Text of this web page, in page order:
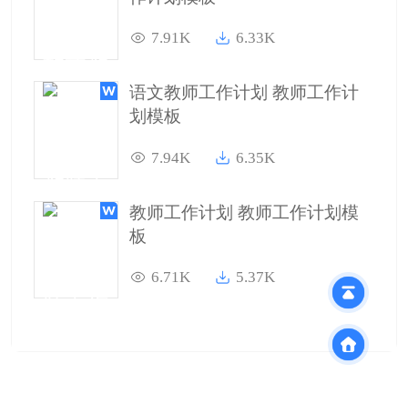
7.91K 6.33K
语文教师工作计划 教师工作计
划模板
7.94K 6.35K
教师工作计划 教师工作计划模
板
6.71K 5.37K